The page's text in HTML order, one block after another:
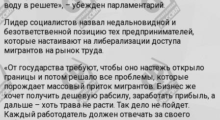
воду в решете», – убежден парламентарий.
Лидер социалистов назвал недальновидной и
безответственной позицию тех предпринимателей,
которые настаивают на либерализации доступа
мигрантов на рынок труда.
«От государства требуют, чтобы оно настежь открыло
границы и потом решало все проблемы, которые
порождает массовый приток мигрантов. Бизнес же
хочет получить дешевую рабсилу, заработать прибыль, а
дальше – хоть трава не расти. Так дело не пойдет.
Каждый работодатель должен отвечать за своего